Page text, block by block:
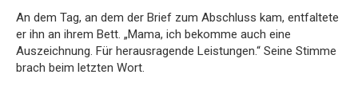
An dem Tag, an dem der Brief zum Abschluss kam, entfaltete
er ihn an ihrem Bett. „Mama, ich bekomme auch eine
Auszeichnung. Für herausragende Leistungen.“ Seine Stimme
brach beim letzten Wort.